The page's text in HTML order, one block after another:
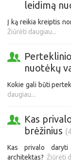
leidimą
Į ką reikia kreiptis
Žiūrėti daugiau...
nuotėkų
Kokie gali būti
daugiau...
Kas
brėžinius
Kas privalo daryti
architektas? Žiūrėti